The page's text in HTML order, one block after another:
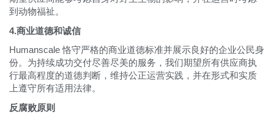
Region
到动物福祉。
4.商业道德和诚信
Humanscale 恪守严格的商业道德标准并展示良好的企业公民身
份。为持续成功交付尽善尽美的服务，我们期望所有供应商执
行最高程度的道德判断，维持公正运营实践，并在形式和实质
上遵守所有适用法律。
反腐败原则